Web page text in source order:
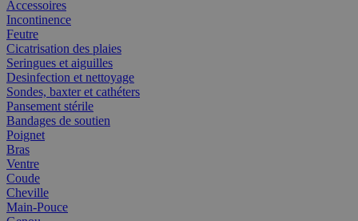
Accessoires
Incontinence
Feutre
Cicatrisation des plaies
Seringues et aiguilles
Desinfection et nettoyage
Sondes, baxter et cathéters
Pansement stérile
Bandages de soutien
Poignet
Bras
Ventre
Coude
Cheville
Main-Pouce